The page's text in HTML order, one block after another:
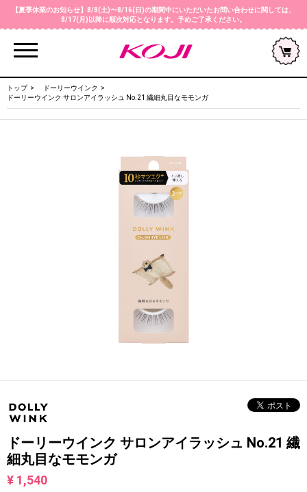
【夏季休業のお知らせ】8/8(土)〜8/16(日)の期間中にいただいたお問い合わせに関しては、
8/17(月)以降に順次対応となります。予めご了承ください。
Menu
トップ
ドーリーウインク
ドーリーウインク サロンアイラッシュ No.21 繊細丸目なモモンガ
ドーリーウインク サロンアイラッシュ No.21 繊
細丸目なモモンガ
¥ 1,540